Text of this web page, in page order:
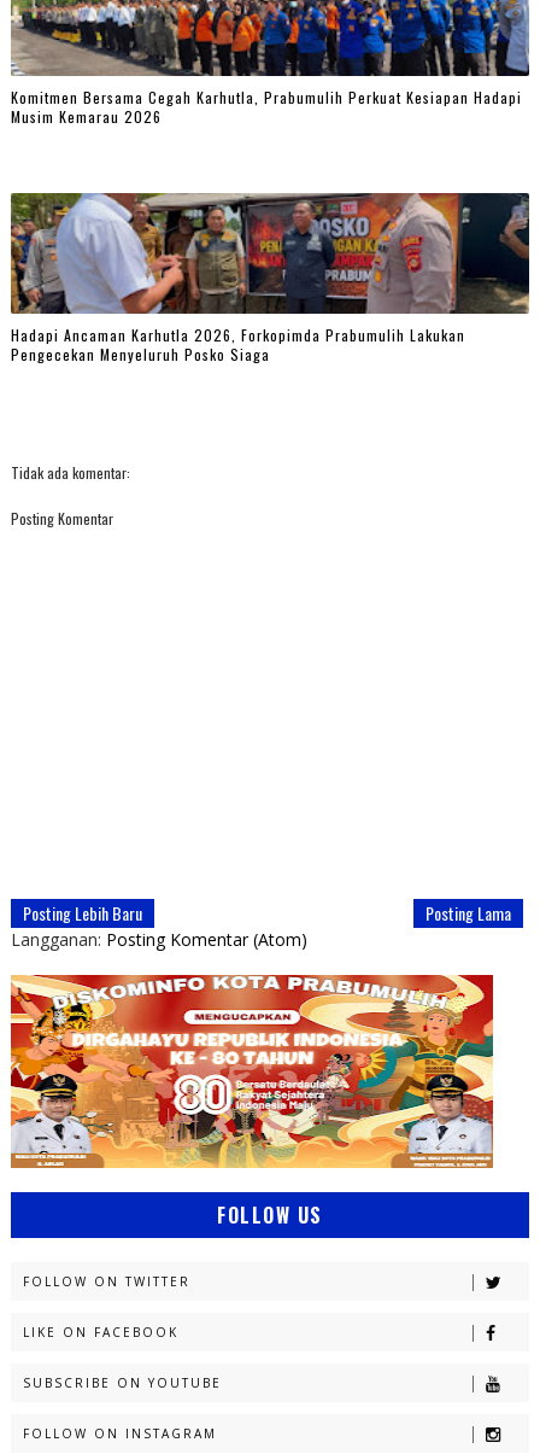
Komitmen Bersama Cegah Karhutla, Prabumulih Perkuat Kesiapan Hadapi
Musim Kemarau 2026
Hadapi Ancaman Karhutla 2026, Forkopimda Prabumulih Lakukan
Pengecekan Menyeluruh Posko Siaga
Tidak ada komentar:
Posting Komentar
Posting Lebih Baru Posting Lama
Langganan: Posting Komentar (Atom)
FOLLOW US
FOLLOW ON TWITTER
LIKE ON FACEBOOK
SUBSCRIBE ON YOUTUBE
FOLLOW ON INSTAGRAM